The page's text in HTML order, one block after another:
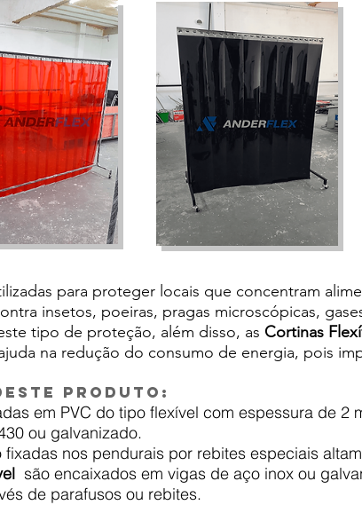
para proteger locais que concentram
insetos, poeiras, pragas microscópicas,
tipo de proteção, além disso, as Cortinas
na redução do consumo de energia, pois
produto:
em PVC do tipo flexível com espessura de 2
ou galvanizado.
fixadas nos pendurais por rebites especiais
são encaixados em vigas de aço inox ou
de parafusos ou rebites.